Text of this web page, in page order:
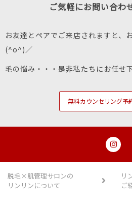
ご気軽にお問い合
お友達とペアでご来店されますと、
(^o^)／
毛の悩み・・・是非私たちにお任せ
無料カウンセリング予
脱毛×肌管理サロンの
リンリンについて
リ
ご